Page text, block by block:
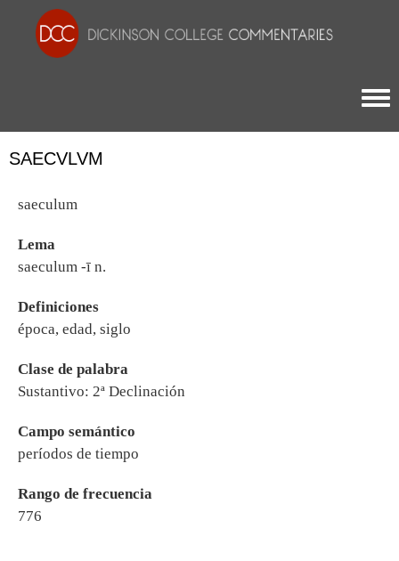
SAECVLVM
saeculum
Lema
saeculum -ī n.
Definiciones
época, edad, siglo
Clase de palabra
Sustantivo: 2ª Declinación
Campo semántico
períodos de tiempo
Rango de frecuencia
776